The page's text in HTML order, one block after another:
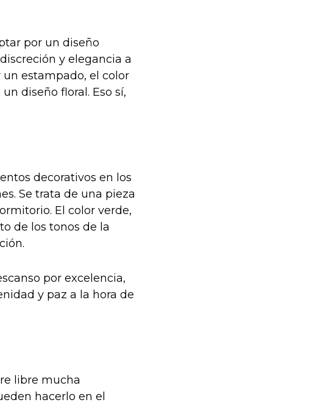
por un diseño
y elegancia a
un estampado, el color
diseño floral. Eso sí,
decorativos en los
Se trata de una pieza
El color verde,
de los tonos de la
por excelencia,
y paz a la hora de
libre mucha
hacerlo en el